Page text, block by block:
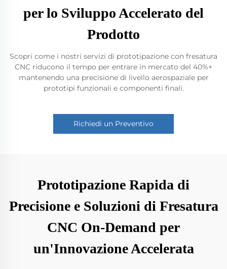
per lo Sviluppo Accelerato del
Prodotto
Scopri come i nostri servizi di prototipazione con fresatura
CNC riducono il tempo per entrare in mercato del 40%+
mantenendo una precisione di livello aerospaziale per
prototipi funzionali e componenti finali.
Richiedi un Preventivo
Prototipazione Rapida di
Precisione e Soluzioni di Fresatura
CNC On-Demand per
un'Innovazione Accelerata